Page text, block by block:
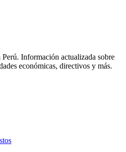
Perú. Información actualizada sobre
económicas, directivos y más.